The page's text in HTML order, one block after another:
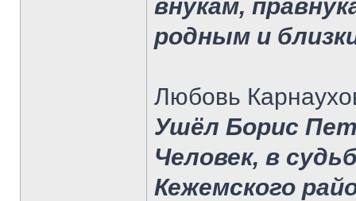
внукам,
родным и
Любовь
Ушёл Борис
Человек, в
Кежемского